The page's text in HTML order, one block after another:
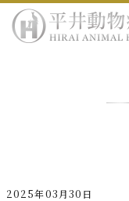
2025年03月30日